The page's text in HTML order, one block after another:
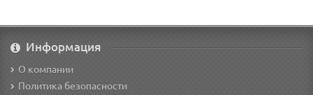
Информация
О компании
Политика безопасности